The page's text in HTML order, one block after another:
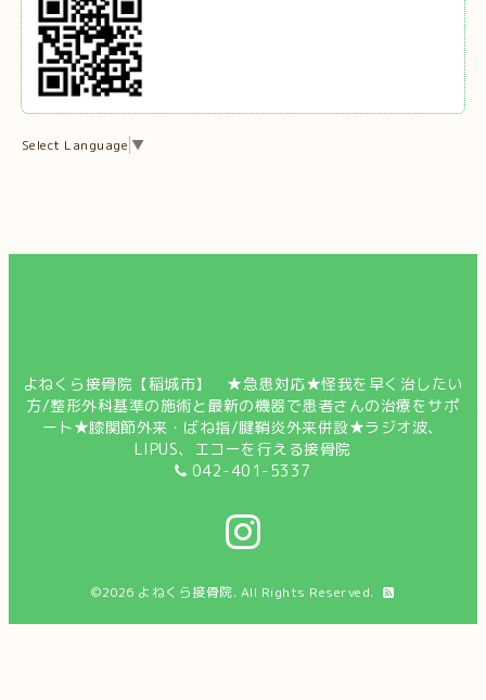
Select Language ▼
よねくら接骨院【稲城市】 ★急患対応★怪我を早く治したい
方/整形外科基準の施術と最新の機器で患者さんの治療をサポ
ート★膝関節外来・ばね指/腱鞘炎外来併設★ラジオ波、
LIPUS、エコーを行える接骨院
042-401-5337
©2026 よねくら接骨院. All Rights Reserved.